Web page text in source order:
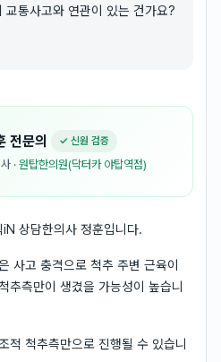
교통사고와 연관이 있는 건가요?
전문의 ✓ 신원 검증
· 원탑한의원(닥터카 야탑역점)
상담한의사 정훈입니다.
사고 충격으로 척추 주변 근육이
추측만이 생겼을 가능성이 높습니
적 척추측만으로 진행될 수 있습니